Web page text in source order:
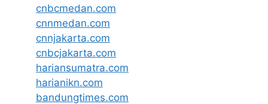
cnbcmedan.com
cnnmedan.com
cnnjakarta.com
cnbcjakarta.com
hariansumatra.com
harianikn.com
bandungtimes.com